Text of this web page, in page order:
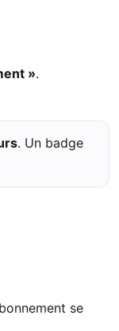
».
. Un badge
se